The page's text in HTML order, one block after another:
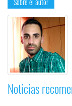
Noticias